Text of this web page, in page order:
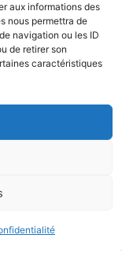
aux informations des
nous permettra de
navigation ou les ID
de retirer son
caractéristiques
du
où chaque
est du pays, à